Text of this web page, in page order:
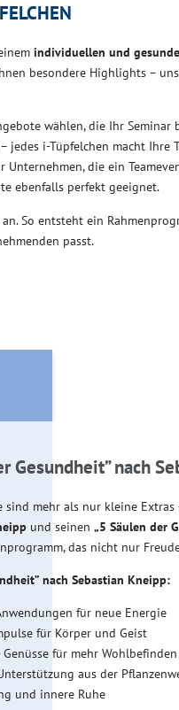
individuellen und
besondere Highlights –
wählen, die Ihr Seminar
jedes i-Tüpfelchen macht Ihre
die ein
ebenfalls perfekt geeignet.
So entsteht ein
passt.
Gesundheit” nach
sind mehr als nur kleine
und seinen „5 Säulen der
das nicht nur
nach Sebastian Kneipp:
für neue Energie
für Körper und Geist
für mehr Wohlbefinden
aus der
und innere Ruhe